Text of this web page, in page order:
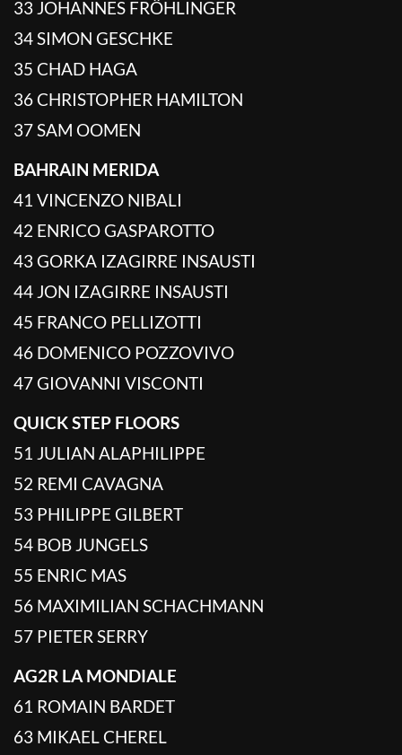
33 JOHANNES FRÖHLINGER
34 SIMON GESCHKE
35 CHAD HAGA
36 CHRISTOPHER HAMILTON
37 SAM OOMEN
BAHRAIN MERIDA
41 VINCENZO NIBALI
42 ENRICO GASPAROTTO
43 GORKA IZAGIRRE INSAUSTI
44 JON IZAGIRRE INSAUSTI
45 FRANCO PELLIZOTTI
46 DOMENICO POZZOVIVO
47 GIOVANNI VISCONTI
QUICK STEP FLOORS
51 JULIAN ALAPHILIPPE
52 REMI CAVAGNA
53 PHILIPPE GILBERT
54 BOB JUNGELS
55 ENRIC MAS
56 MAXIMILIAN SCHACHMANN
57 PIETER SERRY
AG2R LA MONDIALE
61 ROMAIN BARDET
63 MIKAEL CHEREL